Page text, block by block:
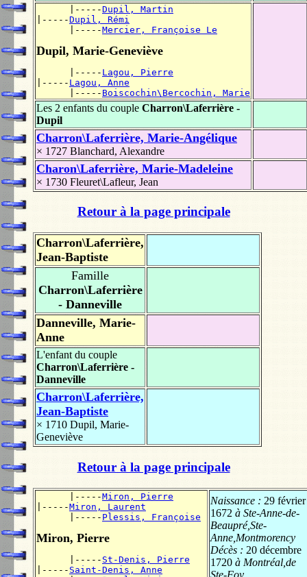
      |-----
Dupil, Martin
|-----Dupil, Rémi
      |-----
Mercier, Françoise Le
Dupil, Marie-Geneviève
      |-----
Lagou, Pierre
|----- Lagou, Anne
      |-----
Boiscochin\Bercochin, Marie
Les 2 enfants du couple Charron\Laferrière -
Dupil
Charron\Laferrière, Marie-Angélique
× 1727 Blanchard, Alexandre
Charon\Laferrière, Marie-Madeleine
× 1730 Fleuret\Lafleur, Jean
Retour à la page principale
Charron\Laferrière,
Jean-Baptiste
Famille
Charron\Laferrière
- Danneville
Danneville, Marie-
Anne
L'enfant du couple
Charron\Laferrière -
Danneville
Charron\Laferrière,
Jean-Baptiste
× 1710 Dupil, Marie-
Geneviève
Retour à la page principale
      |-----
Miron, Pierre
|-----Miron, Laurent
      |-----
Plessis, Françoise
Miron, Pierre
      |-----
St-Denis, Pierre
|----- Saint-Denis, Anne
Naissance : 29 février
1672 à Ste-Anne-de-
Beaupré,Ste-
Anne,Montmorency
Décès : 20 décembre
1720 à Montréal,de
Ste-Foy